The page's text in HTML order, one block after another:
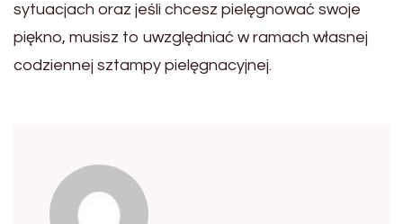
sytuacjach oraz jeśli chcesz pielęgnować swoje
piękno, musisz to uwzględniać w ramach własnej
codziennej sztampy pielęgnacyjnej.